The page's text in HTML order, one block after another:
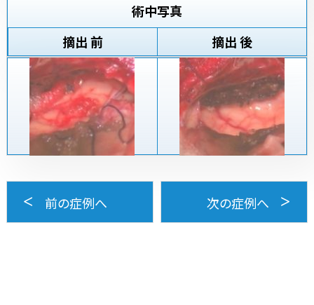
術中写真
摘出 前
摘出 後
前の症例へ 次の症例へ